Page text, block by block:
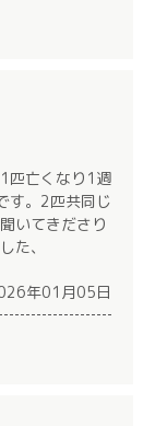
匹亡くなり1週
す。2匹共同じ
いてきださり
た、
年01月05日